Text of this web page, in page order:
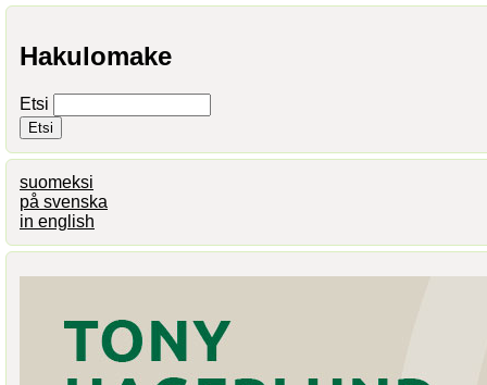
Hakulomake
Etsi
suomeksi
på svenska
in english